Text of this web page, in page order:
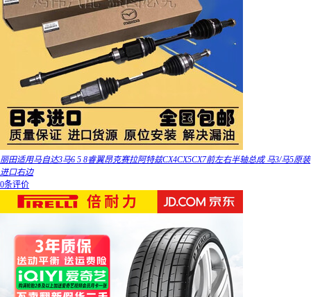
丽田适用马自达3马6 5 8睿翼昂克赛拉阿特兹CX4CX5CX7前左右半轴总成 马3/马5原装
进口右边
0条评价